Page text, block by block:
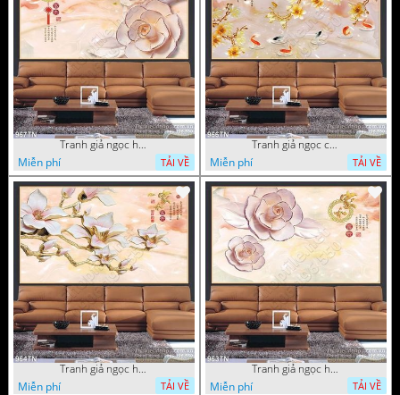
Tranh giả ngọc hoa mai
Miễn phí
TẢI VỀ
Tranh giả ngọc cá chép và hoa ngọc
Miễn phí
TẢI VỀ
Tranh giả ngọc hoa thư pháp treo tường
Miễn phí
TẢI VỀ
Tranh giả ngọc hoa thư pháp
Miễn phí
TẢI VỀ